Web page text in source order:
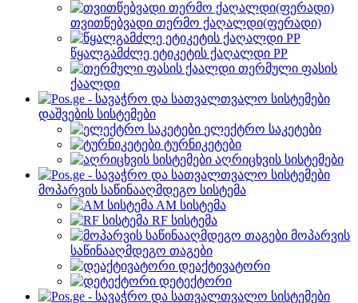
თვითწებვადი თერმო ქაღალდი(ფერადი)
წყალგამძლე ეტიკეტის ქაღალდი PP
თერმული ფასის
ქაალდი
დაშვების სისტემები
ელექტრო საკეტები
ტურნიკეტები
აღრიცხვის სისტემები
მოპარვის საწინააღმდეგო სისტემა
AM სისტემა
RF სისტემა
მოპარვის
საწინააღმდეგო თაგები
დეაქტივატორი
დეტექტორი